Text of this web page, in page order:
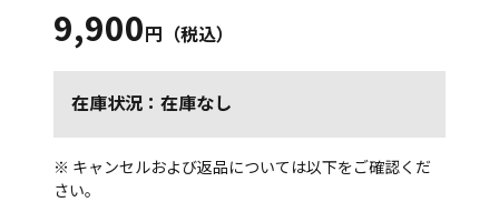
9,900円（税込）
在庫状況：在庫なし
※ キャンセルおよび返品については以下をご確認くだ
さい。